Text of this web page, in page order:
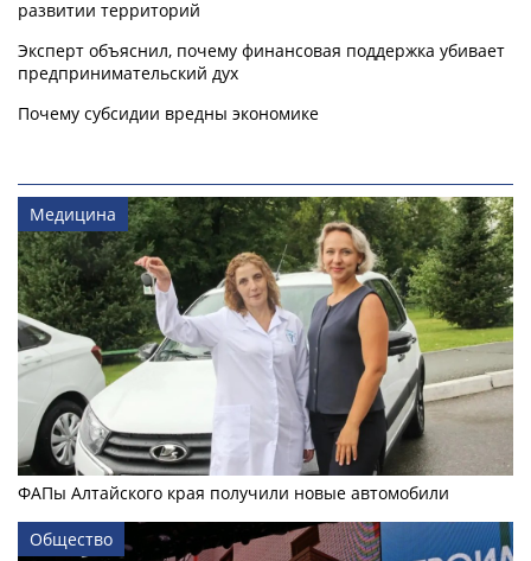
развитии территорий
Эксперт объяснил, почему финансовая поддержка убивает
предпринимательский дух
Почему субсидии вредны экономике
Медицина
ФАПы Алтайского края получили новые автомобили
Общество